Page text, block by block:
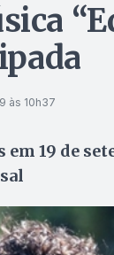
às 10h37
19 de